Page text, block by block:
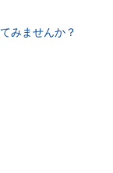
みませんか？